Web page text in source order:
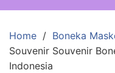
Home
Boneka
Souvenir Souvenir
Indonesia